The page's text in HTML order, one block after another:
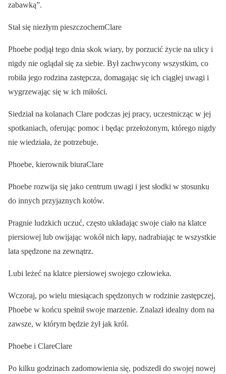
zabawką”.
Stał się niezłym pieszczochemClare
Phoebe podjął tego dnia skok wiary, by porzucić życie na ulicy i
nigdy nie oglądał się za siebie. Był zachwycony wszystkim, co
robiła jego rodzina zastępcza, domagając się ich ciągłej uwagi i
wygrzewając się w ich miłości.
Siedział na kolanach Clare podczas jej pracy, uczestnicząc w jej
spotkaniach, oferując pomoc i będąc przełożonym, którego nigdy
nie wiedziała, że potrzebuje.
Phoebe, kierownik biuraClare
Phoebe rozwija się jako centrum uwagi i jest słodki w stosunku
do innych przyjaznych kotów.
Pragnie ludzkich uczuć, często układając swoje ciało na klatce
piersiowej lub owijając wokół nich łapy, nadrabiając te wszystkie
lata spędzone na zewnątrz.
Lubi leżeć na klatce piersiowej swojego człowieka.
Wczoraj, po wielu miesiącach spędzonych w rodzinie zastępczej,
Phoebe w końcu spełnił swoje marzenie. Znalazł idealny dom na
zawsze, w którym będzie żył jak król.
Phoebe i ClareClare
Po kilku godzinach zadomowienia się, podszedł do swojej nowej